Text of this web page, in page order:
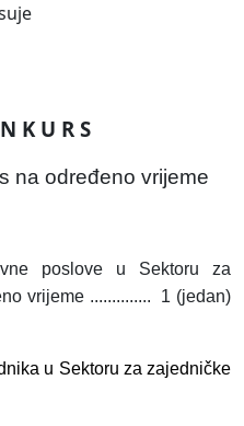
K U R S
na određeno vrijeme
poslove u Sektoru za
vrijeme ..............
1 (jedan)
u Sektoru za zajedničke